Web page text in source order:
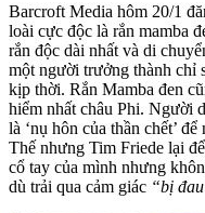
Barcroft Media hôm 20/1
loài cực độc là rắn mamba
rắn độc dài nhất và di
một người trưởng thành chỉ
kịp thời. Rắn Mamba đen
hiểm nhất châu Phi. Người
là ‘nụ hôn của thần chết’
Thế nhưng Tim Friede lại
cổ tay của mình nhưng
dù trải qua cảm giác “bị